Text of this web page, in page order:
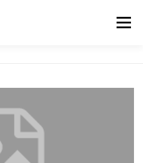
Menu
PROFIL ALUMNI